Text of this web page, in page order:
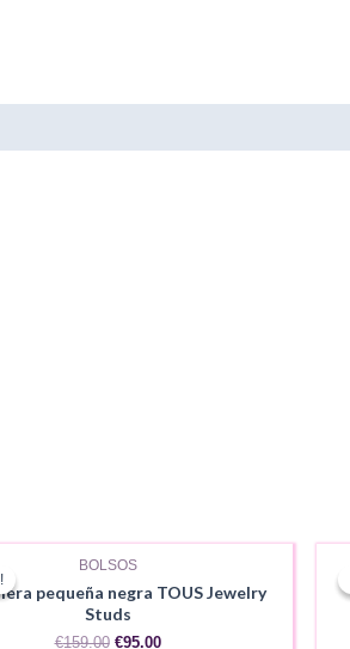
BOLSOS
pequeña negra TOUS Jewelry
Studs
€159.00 El
€95.00El